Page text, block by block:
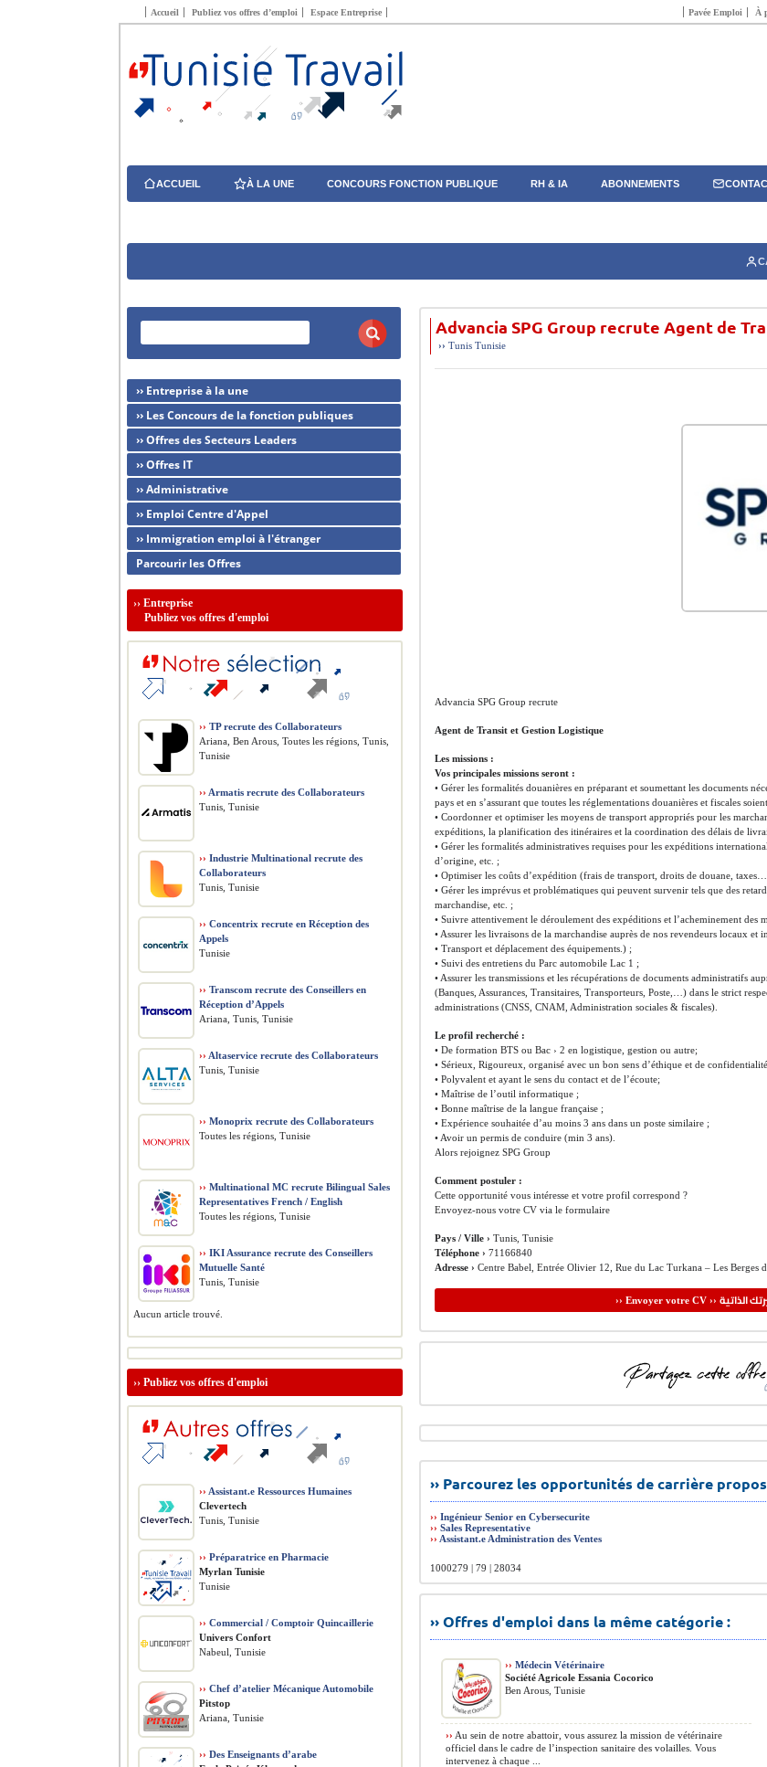
Accueil Publiez vos offres d’emploi Espace Entreprise Pavée Emploi À
ACCUEIL À LA UNE CONCOURS FONCTION PUBLIQUE RH & IA ABONNEMENTS
Advancia SPG Group recrute Agent de
›› Tunis Tunisie
Advancia SPG Group recrute
Agent de Transit et Gestion Logistique
Les missions :
Vos principales missions seront :
• Gérer les formalités douanières en préparant et soumettant les documents
pays et en s’assurant que toutes les réglementations douanières et fiscales
• Coordonner et optimiser les moyens de transport appropriés pour les
expéditions, la planification des itinéraires et la coordination des délais de
• Gérer les formalités administratives requises pour les expéditions
d’origine, etc. ;
• Optimiser les coûts d’expédition (frais de transport, droits de douane,
• Gérer les imprévus et problématiques qui peuvent survenir tels que des
marchandise, etc. ;
• Suivre attentivement le déroulement des expéditions et l’acheminement
• Assurer les livraisons de la marchandise auprès de nos revendeurs locaux et
• Transport et déplacement des équipements.) ;
• Suivi des entretiens du Parc automobile Lac 1 ;
• Assurer les transmissions et les récupérations de documents administratifs
(Banques, Assurances, Transitaires, Transporteurs, Poste,…) dans le strict
administrations (CNSS, CNAM, Administration sociales & fiscales).
Le profil recherché :
• De formation BTS ou Bac › 2 en logistique, gestion ou autre;
• Sérieux, Rigoureux, organisé avec un bon sens d’éthique et de
• Polyvalent et ayant le sens du contact et de l’écoute;
• Maîtrise de l’outil informatique ;
• Bonne maîtrise de la langue française ;
• Expérience souhaitée d’au moins 3 ans dans un poste similaire ;
• Avoir un permis de conduire (min 3 ans).
Alors rejoignez SPG Group
Comment postuler :
Cette opportunité vous intéresse et votre profil correspond ?
Envoyez-nous votre CV via le formulaire
Pays / Ville › Tunis, Tunisie
Téléphone › 71166840
Adresse › Centre Babel, Entrée Olivier 12, Rue du Lac Turkana – Les Berges
›› Envoyer votre CV ›› الذاتية
›› Parcourez les opportunités de carrière
›› Ingénieur Senior en Cybersecurite
›› Sales Representative
›› Assistant.e Administration des Ventes
1000279 | 79 | 28034
›› Offres d'emploi dans la même catégorie :
›› Médecin Vétérinaire
Société Agricole Essania Cocorico
Ben Arous, Tunisie
›› Au sein de notre abattoir, vous assurez la mission de vétérinaire
officiel dans le cadre de l’inspection sanitaire des volailles. Vous
intervenez à chaque ...
›› Entreprise à la une
›› Les Concours de la fonction publiques
›› Offres des Secteurs Leaders
›› Offres IT
›› Administrative
›› Emploi Centre d'Appel
›› Immigration emploi à l'étranger
Parcourir les Offres
›› Entreprise
Publiez vos offres d'emploi
›› TP recrute des Collaborateurs
Ariana, Ben Arous, Toutes les régions, Tunis,
Tunisie
›› Armatis recrute des Collaborateurs
Tunis, Tunisie
›› Industrie Multinational recrute des
Collaborateurs
Tunis, Tunisie
›› Concentrix recrute en Réception des
Appels
Tunisie
›› Transcom recrute des Conseillers en
Réception d’Appels
Ariana, Tunis, Tunisie
›› Altaservice recrute des Collaborateurs
Tunis, Tunisie
›› Monoprix recrute des Collaborateurs
Toutes les régions, Tunisie
›› Multinational MC recrute Bilingual Sales
Representatives French / English
Toutes les régions, Tunisie
›› IKI Assurance recrute des Conseillers
Mutuelle Santé
Tunis, Tunisie
Aucun article trouvé.
›› Publiez vos offres d'emploi
›› Assistant.e Ressources Humaines
Clevertech
Tunis, Tunisie
›› Préparatrice en Pharmacie
Myrlan Tunisie
Tunisie
›› Commercial / Comptoir Quincaillerie
Univers Confort
Nabeul, Tunisie
›› Chef d’atelier Mécanique Automobile
Pitstop
Ariana, Tunisie
›› Des Enseignants d’arabe